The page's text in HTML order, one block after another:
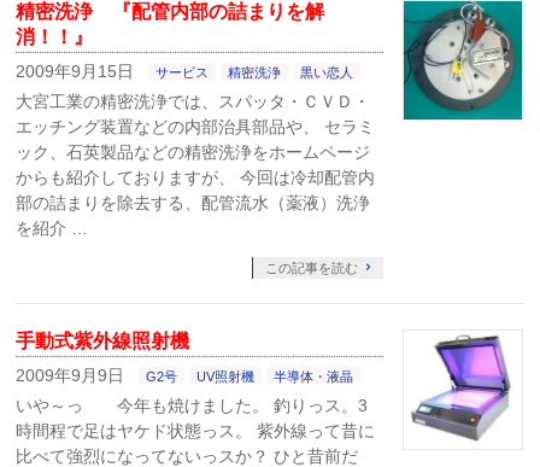
精密洗浄 『配管内部の詰まりを解
消！！』
2009年9月15日 サービス 精密洗浄 黒い恋人
大宮工業の精密洗浄では、スパッタ・ＣＶＤ・
エッチング装置などの内部治具部品や、 セラミ
ック、石英製品などの精密洗浄をホームページ
からも紹介しておりますが、 今回は冷却配管内
部の詰まりを除去する、配管流水（薬液）洗浄
を紹介 …
この記事を読む
手動式紫外線照射機
2009年9月9日 G2号 UV照射機 半導体・液晶
いや～っ 今年も焼けました。 釣りっス。3
時間程で足はヤケド状態っス。 紫外線って昔に
比べて強烈になってないっスか？ ひと昔前だ